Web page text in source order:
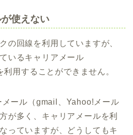
使えない
の回線を利用していますが、
いるキャリアメール
用することができません。
ール（gmail、Yahoo!メール
が多く、キャリアメールを利
っていますが、どうしてもキ